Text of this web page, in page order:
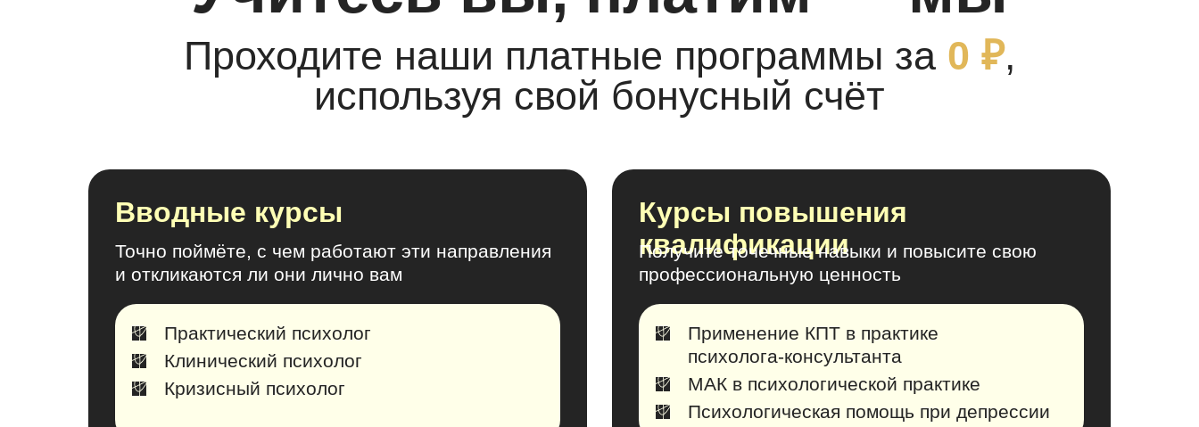
Проходите наши платные программы за 0 ₽,
используя свой бонусный счёт
Вводные курсы
Точно поймёте, с чем работают эти направления
и откликаются ли они лично вам
Практический психолог
Клинический психолог
Кризисный психолог
Курсы повышения
квалификации
Получите точечные навыки и повысите свою
профессиональную ценность
Применение КПТ в практике
психолога-консультанта
МАК в психологической практике
Психологическая помощь при депрессии